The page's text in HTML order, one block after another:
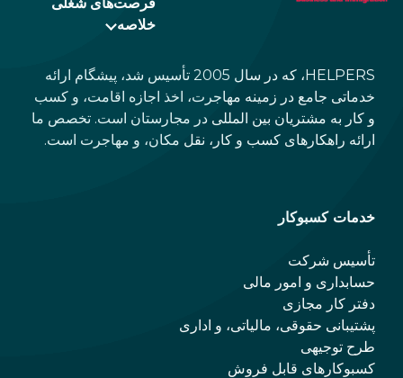
خلاصه
HELPERS، که در سال 2005 تأسیس شد، پیشگام ارائه
خدماتی جامع در زمینه مهاجرت، اخذ اجازه اقامت، و کسب
و کار به مشتریان بین المللی در مجارستان است. تخصص ما
ارائه راهکارهای کسب و کار، نقل مکان، و مهاجرت است.
خدمات کسبوکار
تأسیس شرکت
حسابداری و امور مالی
دفتر کار مجازی
پشتیبانی حقوقی، مالیاتی، و اداری
طرح توجیهی
کسبوکارهای قابل فروش